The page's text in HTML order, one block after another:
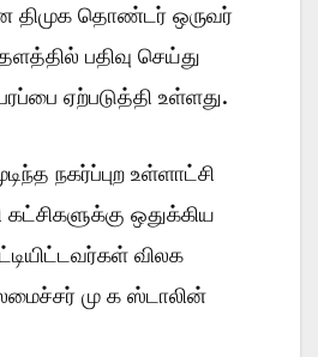
திமுக தொண்டர் ஒருவர்
பதிவு செய்து
ஏற்படுத்தி உள்ளது.
நகர்ப்புற உள்ளாட்சி
ஒதுக்கிய
விலக
மு க ஸ்டாலின்